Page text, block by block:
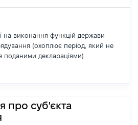
на виконання функцій держави
(охоплює період, який не
поданими деклараціями)
про суб'єкта